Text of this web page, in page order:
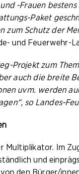
-Frauen
Paket
zum Schutz der
und Feuerwehr-
Projekt zum
auch die breite
uvm. werden
so Landes-
Multiplikator. Im
und
den Bürger/